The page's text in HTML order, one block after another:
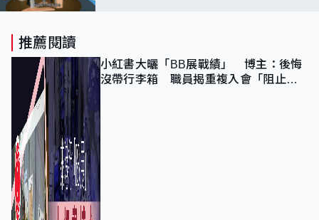
推薦閱讀
小紅書大曬「BB展戰績」 博主：後悔
沒帶行李箱 職員揭重複入會「阻止唔